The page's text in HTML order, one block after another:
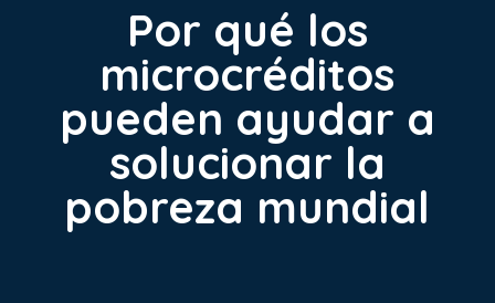
Por qué los
microcréditos
pueden ayudar a
solucionar la
pobreza mundial